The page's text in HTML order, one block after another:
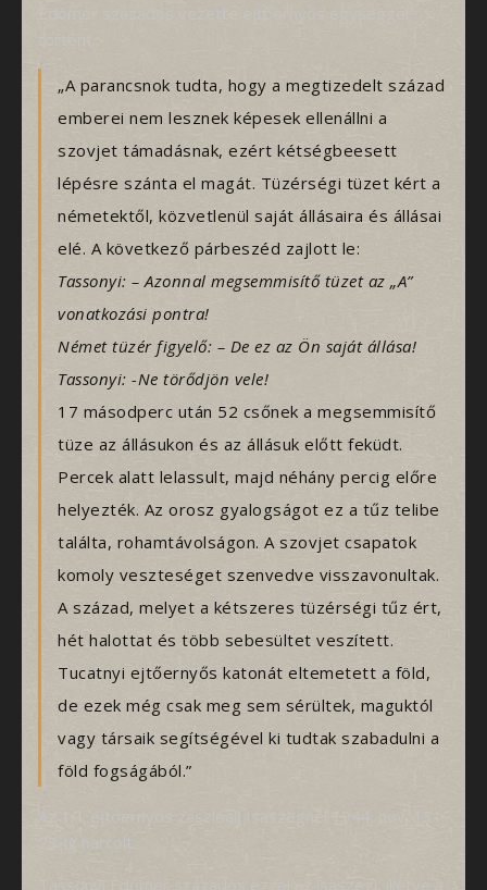
Edömér százados vezette ejtőernyős egységgel
„A parancsnok tudta, hogy a megtizedelt század
emberei nem lesznek képesek ellenállni a
szovjet támadásnak, ezért kétségbeesett
lépésre szánta el magát. Tüzérségi tüzet kért a
németektől, közvetlenül saját állásaira és állásai
elé. A következő párbeszéd zajlott le:
Tassonyi: – Azonnal megsemmisítő tüzet az „A”
vonatkozási pontra!
Német tüzér figyelő: – De ez az Ön saját állása!
Tassonyi: -Ne törődjön vele!
17 másodperc után 52 csőnek a megsemmisítő
tüze az állásukon és az állásuk előtt feküdt.
Percek alatt lelassult, majd néhány percig előre
helyezték. Az orosz gyalogságot ez a tűz telibe
találta, rohamtávolságon. A szovjet csapatok
komoly veszteséget szenvedve visszavonultak.
A század, melyet a kétszeres tüzérségi tűz ért,
hét halottat és több sebesültet veszített.
Tucatnyi ejtőernyős katonát eltemetett a föld,
de ezek még csak meg sem sérültek, maguktól
vagy társaik segítségével ki tudtak szabadulni a
föld fogságából.”
Az 1/I. ejtőernyős zászlóalj Isaszegnél 1944. nov. 13-
23-ig harcolt.
Tassonyi Edömér százados ezzel az isaszegi, illetve a